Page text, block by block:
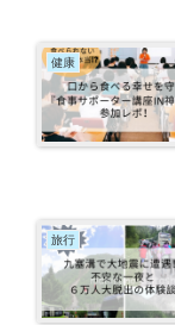
健康
旅行